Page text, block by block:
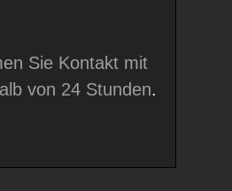
Sie Kontakt mit
von 24 Stunden.